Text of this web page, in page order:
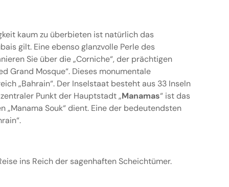
kaum zu überbieten ist natürlich das
gilt. Eine ebenso glanzvolle Perle des
Sie über die „Corniche“, der prächtigen
Grand Mosque“. Dieses monumentale
„Bahrain“. Der Inselstaat besteht aus 33 Inseln
Punkt der Hauptstadt „Manamas“ ist das
Souk“ dient. Eine der bedeutendsten
ins Reich der sagenhaften Scheichtümer.